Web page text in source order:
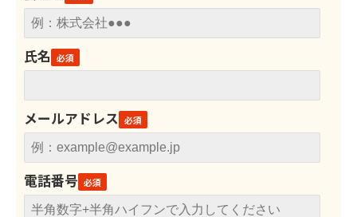
氏名
メールアドレス
電話番号